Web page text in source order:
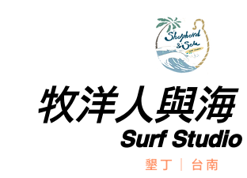
牧洋人與
牧洋人與
Surf Studio
Surf Studio
墾丁｜台南